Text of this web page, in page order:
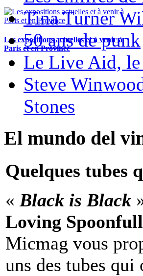
Les expositions actuelles et à venir à
Paris et en Province
Tina Turner
50 ans de punk
Le Live Aid,
Steve
Stones
El mundo del
Quelques tubes
« Black is Black
Loving Spoonfull
Micmag vous
uns des tubes